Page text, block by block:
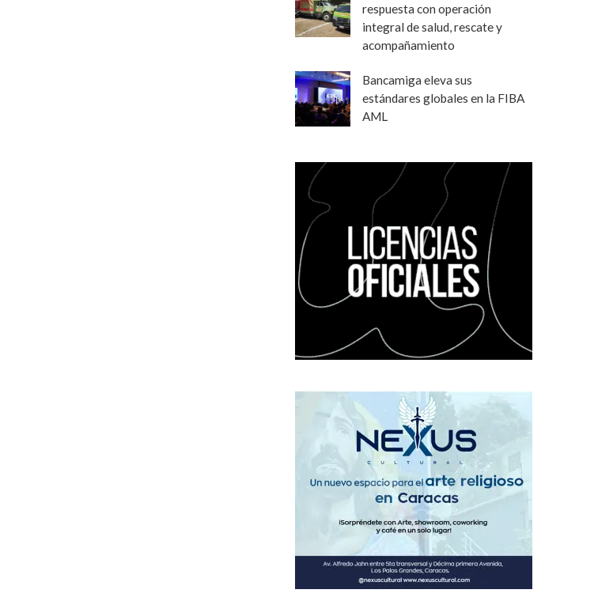
respuesta con operación
integral de salud, rescate y
acompañamiento
Bancamiga eleva sus
estándares globales en la FIBA
AML